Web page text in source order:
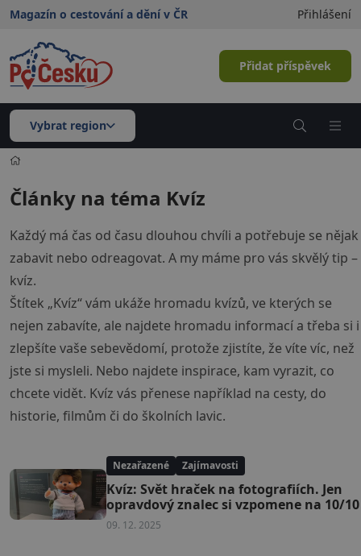
Magazín o cestování a dění v ČR Přihlášení
Přidat příspěvek
Vybrat region
Články na téma Kvíz
Každý má čas od času dlouhou chvíli a potřebuje se nějak
zabavit nebo odreagovat. A my máme pro vás skvělý tip –
kvíz.
Štítek „Kvíz“ vám ukáže hromadu kvízů, ve kterých se
nejen zabavíte, ale najdete hromadu informací a třeba si i
zlepšíte vaše sebevědomí, protože zjistíte, že víte víc, než
jste si mysleli. Nebo najdete inspirace, kam vyrazit, co
chcete vidět. Kvíz vás přenese například na cesty, do
historie, filmům či do školních lavic.
Nezařazené Zajímavosti
Kvíz: Svět hraček na fotografiích. Jen
opravdový znalec si vzpomene na 10/10
09. 12. 2025